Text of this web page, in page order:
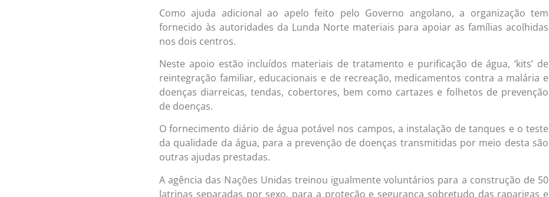
Como ajuda adicional ao apelo feito pelo Governo angolano, a organização tem
fornecido às autoridades da Lunda Norte materiais para apoiar as famílias acolhidas
nos dois centros.
Neste apoio estão incluídos materiais de tratamento e purificação de água, ‘kits’ de
reintegração familiar, educacionais e de recreação, medicamentos contra a malária e
doenças diarreicas, tendas, cobertores, bem como cartazes e folhetos de prevenção
de doenças.
O fornecimento diário de água potável nos campos, a instalação de tanques e o teste
da qualidade da água, para a prevenção de doenças transmitidas por meio desta são
outras ajudas prestadas.
A agência das Nações Unidas treinou igualmente voluntários para a construção de 50
latrinas separadas por sexo, para a proteção e segurança sobretudo das raparigas e